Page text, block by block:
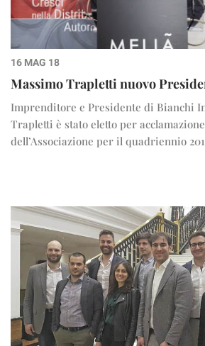
16 MAG 18
Massimo Trapletti nuovo
Imprenditore e Presidente di Bianchi
Trapletti è stato eletto per
dell’Associazione per il quadriennio